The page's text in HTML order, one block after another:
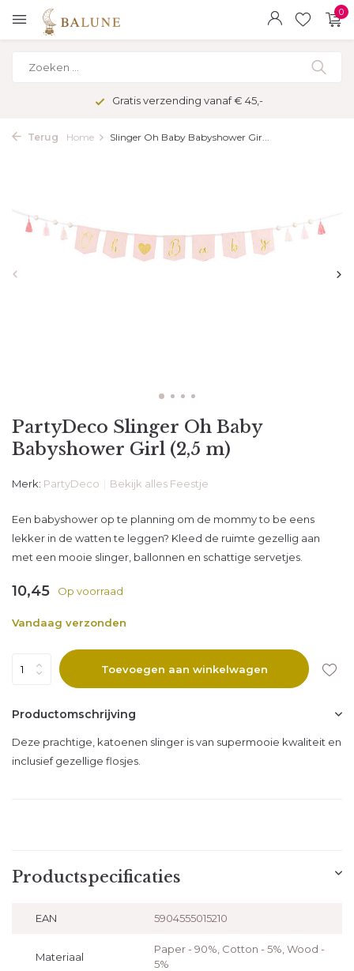
0
Gratis verzending vanaf € 45,-
Terug Home Slinger Oh Baby Babyshower Gir...
PartyDeco Slinger Oh Baby
Babyshower Girl (2,5 m)
Merk: PartyDeco Bekijk alles Feestje
Een babyshower op te planning om de mommy to be eens
lekker in de watten te leggen? Kleed de ruimte gezellig aan
met een mooie slinger, ballonnen en schattige servetjes.
10,45 Op voorraad
Vandaag verzonden
Toevoegen aan winkelwagen
Productomschrijving
Deze prachtige, katoenen slinger is van supermooie kwaliteit en
inclusief gezellige flosjes.
Productspecificaties
EAN 5904555015210
Materiaal
Paper - 90%, Cotton - 5%, Wood -
5%